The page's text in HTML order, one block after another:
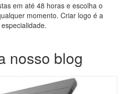
em até 48 horas e escolha o
momento. Criar logo é a
nosso blog